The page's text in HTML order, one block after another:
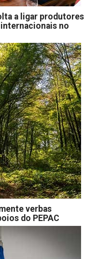
a ligar produtores
no
verbas
do PEPAC